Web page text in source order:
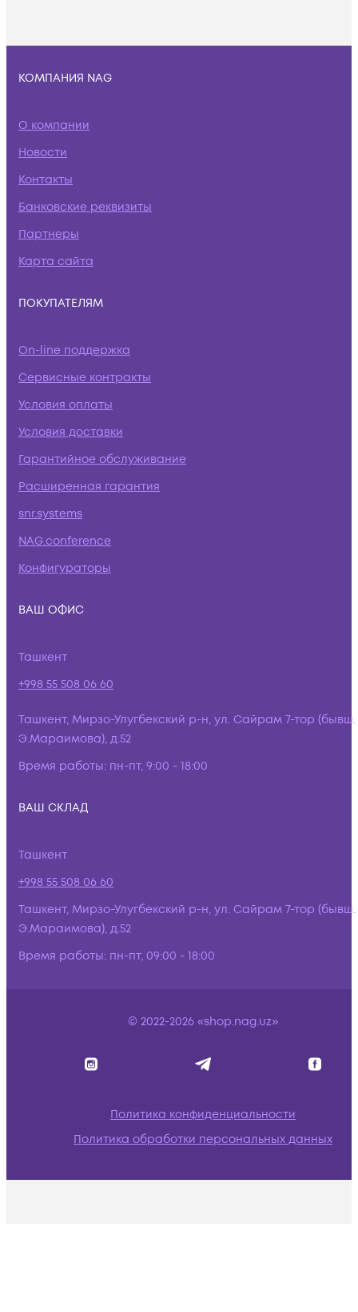
КОМПАНИЯ NAG
О компании
Новости
Контакты
Банковские реквизиты
Партнеры
Карта сайта
ПОКУПАТЕЛЯМ
On-line поддержка
Сервисные контракты
Условия оплаты
Условия доставки
Гарантийное обслуживание
Расширенная гарантия
snr.systems
NAG.conference
Конфигураторы
ВАШ ОФИС
Ташкент
+998 55 508 06 60
Ташкент, Мирзо-Улугбекский р-н, ул. Сайрам 7-тор (бывш.
Э.Мараимова), д.52
Время работы: пн-пт, 9:00 - 18:00
ВАШ СКЛАД
Ташкент
+998 55 508 06 60
Ташкент, Мирзо-Улугбекский р-н, ул. Сайрам 7-тор (бывш.
Э.Мараимова), д.52
Время работы: пн-пт, 09:00 - 18:00
© 2022-2026 «shop.nag.uz»
Политика конфиденциальности
Политика обработки персональных данных